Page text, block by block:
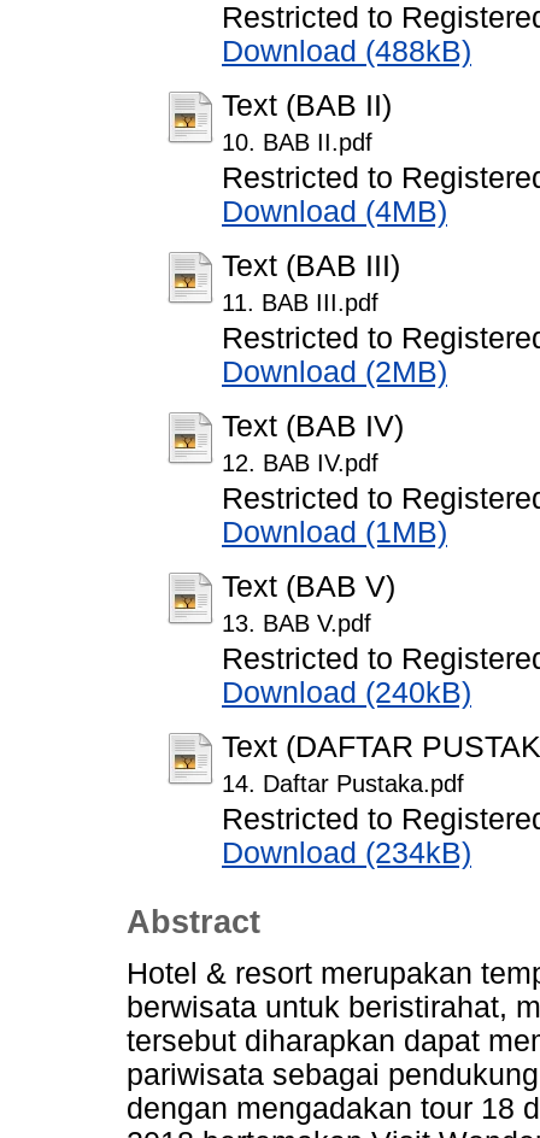
Restricted to
Download (488kB)
Text (BAB II)
10. BAB II.pdf
Restricted to
Download (4MB)
Text (BAB III)
11. BAB III.pdf
Restricted to
Download (2MB)
Text (BAB IV)
12. BAB IV.pdf
Restricted to
Download (1MB)
Text (BAB V)
13. BAB V.pdf
Restricted to
Download (240kB)
Text (DAFTAR
14. Daftar Pustaka.pdf
Restricted to
Download (234kB)
Abstract
Hotel & resort merupakan
berwisata untuk beristirahat,
tersebut diharapkan dapat
pariwisata sebagai
dengan mengadakan tour 18